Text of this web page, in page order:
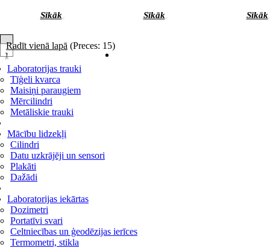
Sīkāk Sīkāk Sīkāk
Radīt vienā lapā (Preces: 15)
1
2
Laboratorijas trauki
Tīģeli kvarca
Maisiņi paraugiem
Mērcilindri
Metāliskie trauki
Mācību lidzekļi
Cilindri
Datu uzkrājēji un sensori
Plakāti
Dažādi
Laboratorijas iekārtas
Dozimetri
Portatīvi svari
Celtniecības un ģeodēzijas ierīces
Termometri, stikla